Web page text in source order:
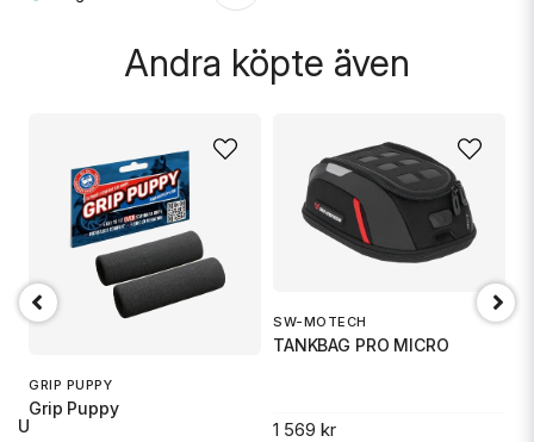
Andra köpte även
RU
GRIP PUPPY
Grip Puppy
SW-MOTECH
TANKBAG PRO MICRO
1 569 kr